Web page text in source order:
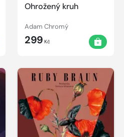
Ohrožený kruh
Adam Chromý
299 Kč